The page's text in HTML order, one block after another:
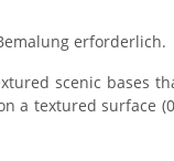
erforderlich.
scenic bases
textured surface